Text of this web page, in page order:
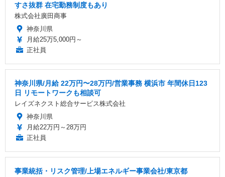
すさ抜群 在宅勤務制度もあり
株式会社廣田商事
神奈川県
月給25万5,000円～
正社員
神奈川県/月給 22万円〜28万円/営業事務 横浜市 年間休日123
日 リモートワークも相談可
レイズネクスト総合サービス株式会社
神奈川県
月給22万円～28万円
正社員
事業統括・リスク管理/上場エネルギー事業会社/東京都